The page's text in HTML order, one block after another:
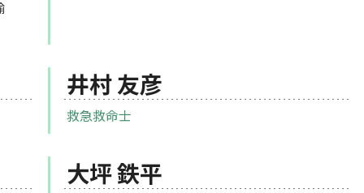
井村 友彦
救急救命士
大坪 鉄平